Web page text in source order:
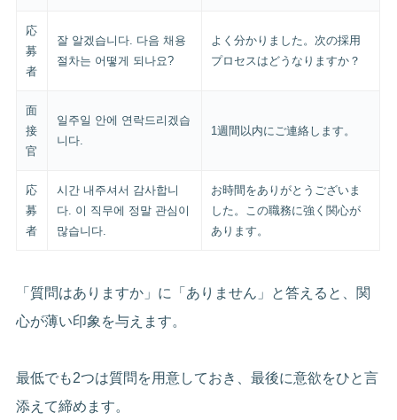
応
募
者
잘 알겠습니다. 다음 채용
절차는 어떻게 되나요?
よく分かりました。次の採用
プロセスはどうなりますか？
面
接
官
일주일 안에 연락드리겠습
니다.
1週間以内にご連絡します。
応
募
者
시간 내주셔서 감사합니
다. 이 직무에 정말 관심이
많습니다.
お時間をありがとうございま
した。この職務に強く関心が
あります。
「質問はありますか」に「ありません」と答えると、関
心が薄い印象を与えます。
最低でも2つは質問を用意しておき、最後に意欲をひと言
添えて締めます。